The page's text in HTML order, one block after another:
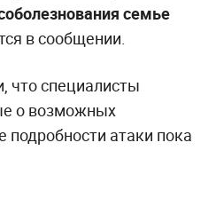
семье
в сообщении.
что специалисты
о возможных
атаки пока